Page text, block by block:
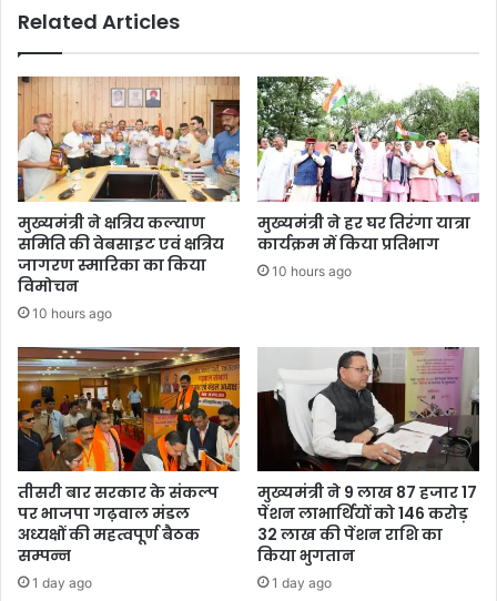
Related Articles
मुख्यमंत्री ने क्षत्रिय कल्याण
समिति की वेबसाइट एवं क्षत्रिय
जागरण स्मारिका का किया
विमोचन
10 hours ago
मुख्यमंत्री ने हर घर तिरंगा यात्रा
कार्यक्रम में किया प्रतिभाग
10 hours ago
तीसरी बार सरकार के संकल्प
पर भाजपा गढ़वाल मंडल
अध्यक्षों की महत्वपूर्ण बैठक
सम्पन्न
1 day ago
मुख्यमंत्री ने 9 लाख 87 हजार 17
पेंशन लाभार्थियों को 146 करोड़
32 लाख की पेंशन राशि का
किया भुगतान
1 day ago